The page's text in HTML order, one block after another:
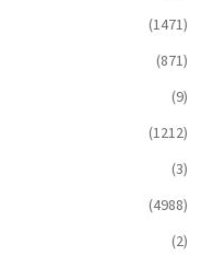
(1471)
(871)
(9)
(1212)
(3)
(4988)
(2)